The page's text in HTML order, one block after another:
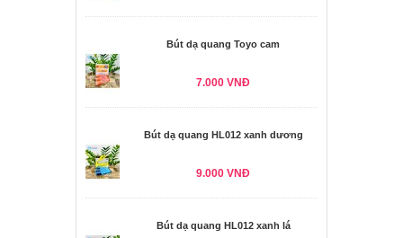
Bút dạ quang Toyo cam
7.000 VNĐ
Bút dạ quang HL012 xanh dương
9.000 VNĐ
Bút dạ quang HL012 xanh lá